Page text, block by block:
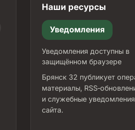
Наши ресурсы
Уведомления
Уведомления доступны в
защищённом браузере
Брянск 32 публикует
материалы,
и служебные
сайта.